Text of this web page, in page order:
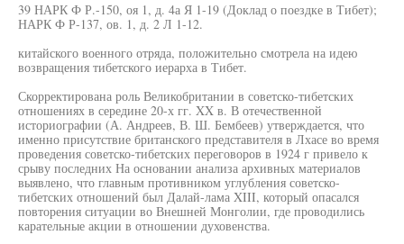
39 НАРК Ф Р.-150, оя 1, д. 4а Я 1-19 (Доклад о поездке в Тибет);
НАРК Ф Р-137, ов. 1, д. 2 Л 1-12.
китайского военного отряда, положительно смотрела на идею
возвращения тибетского иерарха в Тибет.
Скорректирована роль Великобритании в советско-тибетских
отношениях в середине 20-х гг. XX в. В отечественной
историографии (А. Андреев, В. Ш. Бембеев) утверждается, что
именно присутствие британского представителя в Лхасе во время
проведения советско-тибетских переговоров в 1924 г привело к
срыву последних На основании анализа архивных материалов
выявлено, что главным противником углубления советско-
тибетских отношений был Далай-лама XIII, который опасался
повторения ситуации во Внешней Монголии, где проводились
карательные акции в отношении духовенства.